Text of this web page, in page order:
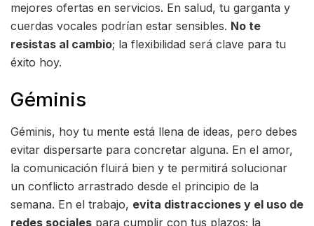
mejores ofertas en servicios. En salud, tu garganta y
cuerdas vocales podrían estar sensibles. No te
resistas al cambio; la flexibilidad será clave para tu
éxito hoy.
Géminis
Géminis, hoy tu mente está llena de ideas, pero debes
evitar dispersarte para concretar alguna. En el amor,
la comunicación fluirá bien y te permitirá solucionar
un conflicto arrastrado desde el principio de la
semana. En el trabajo, evita distracciones y el uso de
redes sociales para cumplir con tus plazos; la